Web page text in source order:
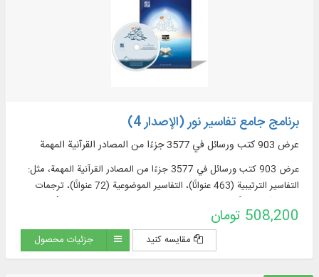
برنامج جامع تفاسير نور (الإصدار 4)
عرض 903 كتب ورسائل في 3577 جزءًا من المصادر القرآنية المهمة
عرض 903 كتب ورسائل في 3577 جزءًا من المصادر القرآنية المهمة، مثل:
التفاسير الترتيبية (463 عنوانًا)، التفاسير الموضوعية (72 عنوانًا)، ترجمات
508,200 تومان
مقایسه کنید جزئیات محصول